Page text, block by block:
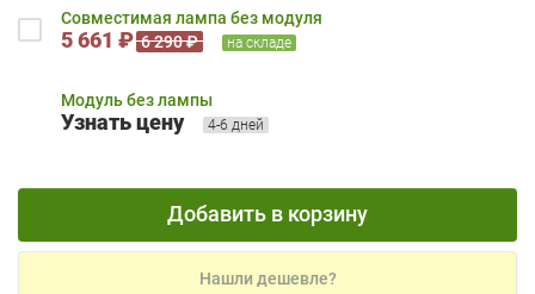
Совместимая лампа без модуля
5 661 ₽ 6 290 ₽ на складе
Модуль без лампы
Узнать цену 4-6 дней
Добавить в корзину
Нашли дешевле?